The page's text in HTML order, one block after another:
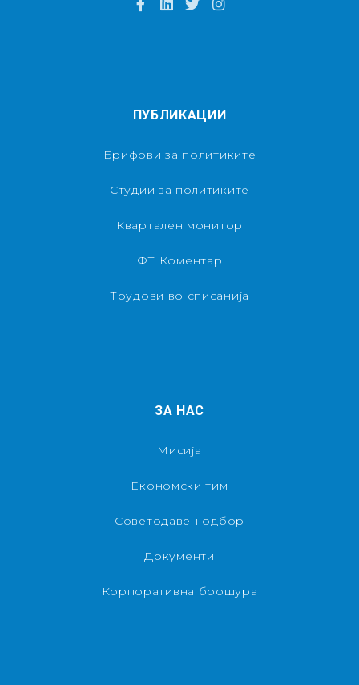
ПУБЛИКАЦИИ
Брифови за политиките
Студии за политиките
Квартален монитор
ФТ Коментар
Трудови во списанија
ЗА НАС
Мисија
Економски тим
Советодавен одбор
Документи
Корпоративна брошура